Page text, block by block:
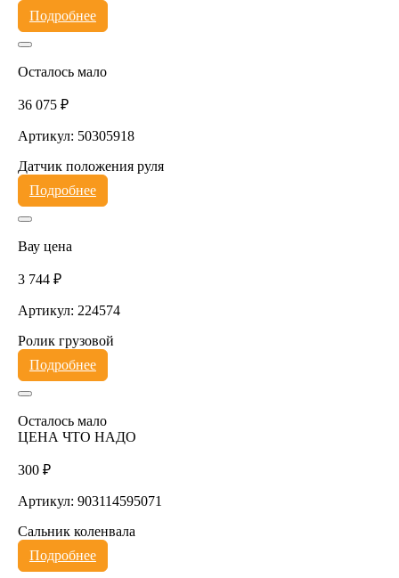
Подробнее
Осталось мало
36 075 ₽
Артикул: 50305918
Датчик положения руля
Подробнее
Вау цена
3 744 ₽
Артикул: 224574
Ролик грузовой
Подробнее
Осталось мало
ЦЕНА ЧТО НАДО
300 ₽
Артикул: 903114595071
Сальник коленвала
Подробнее